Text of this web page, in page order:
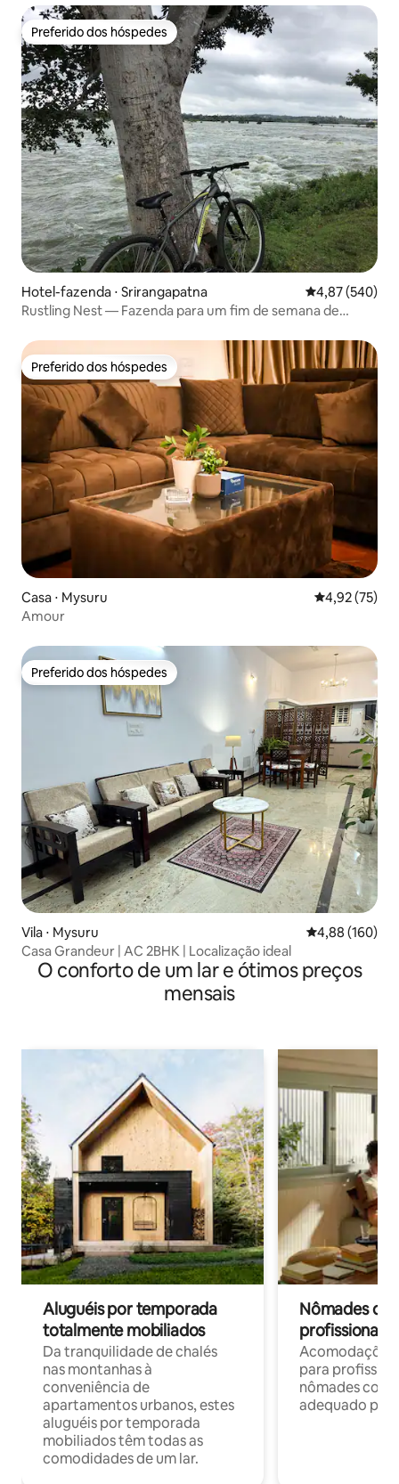
Preferido dos hóspedes
Preferido dos hóspedes
Hotel-fazenda ⋅ Srirangapatna 4,87 de uma
4,87 (540)
Rustling Nest — Fazenda para um fim de semana de
Preferido dos hóspedes
Preferido dos hóspedes
Casa ⋅ Mysuru 4,92 de uma
4,92 (75)
Amour
Preferido dos hóspedes
Preferido dos hóspedes
Vila ⋅ Mysuru 4,88 de uma
4,88 (160)
Casa Grandeur | AC 2BHK | Localização ideal
O conforto de um lar e ótimos preços
mensais
Aluguéis por temporada
totalmente mobiliados
Da tranquilidade de chalés
nas montanhas à
conveniência de
apartamentos urbanos, estes
aluguéis por temporada
mobiliados têm todas as
comodidades de um lar.
Nômades
profissionais
para
nômades com
adequado